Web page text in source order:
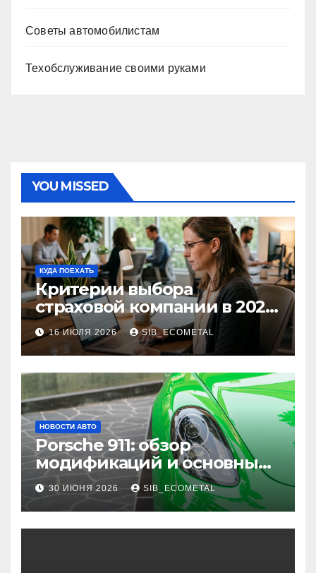
Советы автомобилистам
Техобслуживание своими руками
YOU MISSED
КУДА ПОЕХАТЬ
Критерии выбора
страховой компании в 2026
году: надежность и
реальные отзывы о
выплатах
16 ИЮЛЯ 2026 SIB_ECOMETAL
НОВОСТИ АВТО
Porsche 911: обзор
модификаций и основные
характеристики
30 ИЮНЯ 2026 SIB_ECOMETAL